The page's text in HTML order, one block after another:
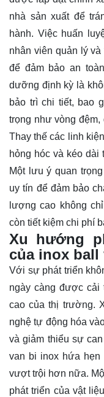
nhà sản xuất để
hành. Việc huấn
nhân viên quản lý
để đảm bảo an
dưỡng định kỳ là
bảo trì chi tiết, bao
trọng như vòng đệm,
Thay thế các linh
hỏng hóc và kéo dài
Một lưu ý quan
uy tín để đảm bảo
lượng cao không
còn tiết kiệm chi phí
Xu hướng
của inox ball
Với sự phát triển
ngày càng được cải
cao của thị trường.
nghệ tự động hóa
và giảm thiểu sự
van bi inox hứa hẹn
vượt trội hơn nữa.
phát triển của vật